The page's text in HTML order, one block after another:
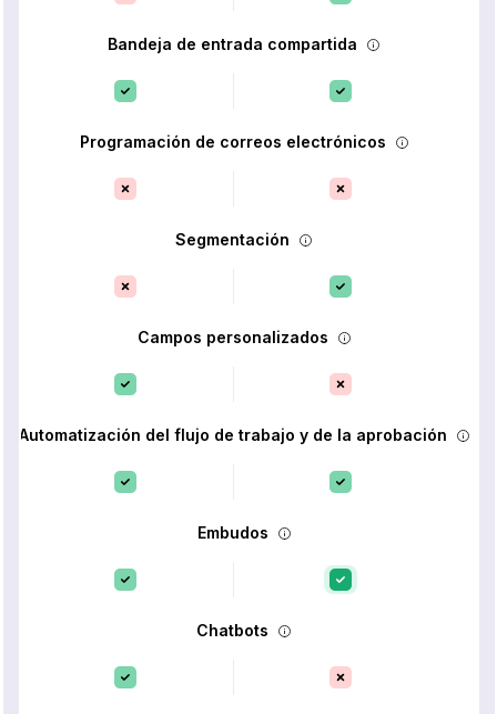
Bandeja de entrada compartida
Programación de correos electrónicos
Segmentación
Campos personalizados
Automatización del flujo de trabajo y de la aprobación
Embudos
Chatbots